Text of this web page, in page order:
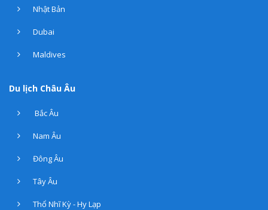
Nhật Bản
Dubai
Maldives
Du lịch Châu Âu
Bắc Âu
Nam Âu
Đông Âu
Tây Âu
Thổ Nhĩ Kỳ - Hy Lạp